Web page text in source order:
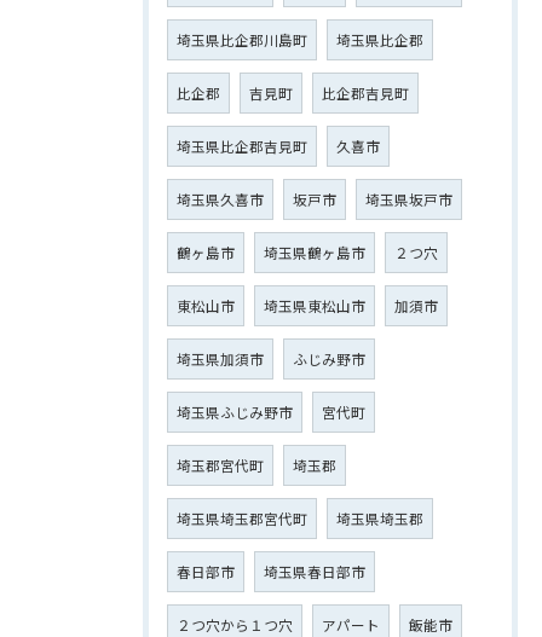
埼玉県比企郡川島町 埼玉県比企郡
比企郡 吉見町 比企郡吉見町
埼玉県比企郡吉見町 久喜市
埼玉県久喜市 坂戸市 埼玉県坂戸市
鶴ヶ島市 埼玉県鶴ヶ島市 ２つ穴
東松山市 埼玉県東松山市 加須市
埼玉県加須市 ふじみ野市
埼玉県ふじみ野市 宮代町
埼玉郡宮代町 埼玉郡
埼玉県埼玉郡宮代町 埼玉県埼玉郡
春日部市 埼玉県春日部市
２つ穴から１つ穴 アパート 飯能市